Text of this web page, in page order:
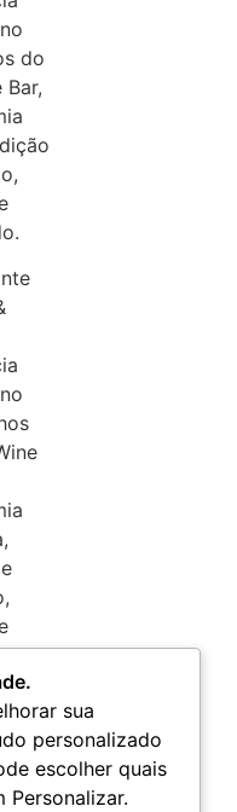
sua
personalizado
escolher quais